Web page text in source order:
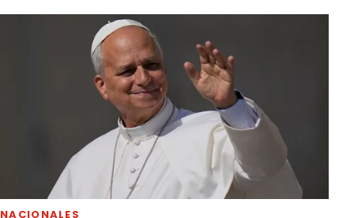
NACIONALES